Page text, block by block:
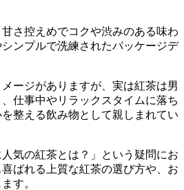
さ控えめでコクや渋みのある味わ
ンプルで洗練されたパッケージデ
ージがありますが、実は紅茶は男
仕事中やリラックスタイムに落ち
整える飲み物として親しまれてい
気の紅茶とは？」という疑問にお
ばれる上質な紅茶の選び方や、お
す。